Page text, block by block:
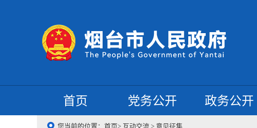
首页 党务公开 政务公开
您当前的位置： 首页> 互动交流 > 意见征集